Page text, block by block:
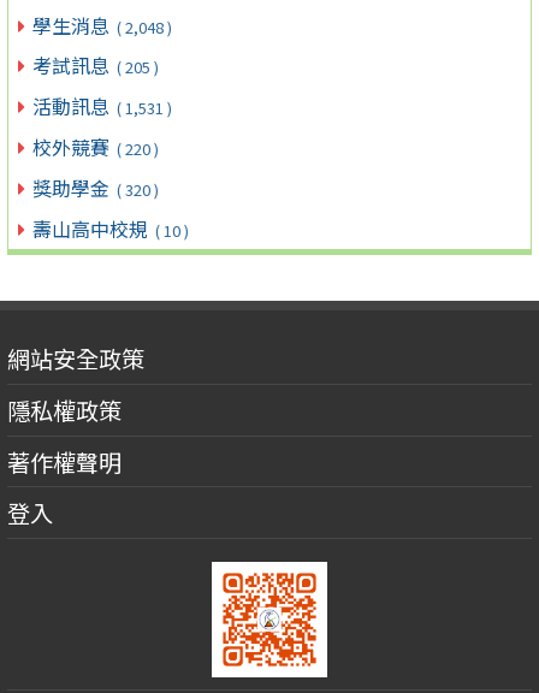
學生消息 ( 2,048 )
考試訊息 ( 205 )
活動訊息 ( 1,531 )
校外競賽 ( 220 )
獎助學金 ( 320 )
壽山高中校規 ( 10 )
網站安全政策
隱私權政策
著作權聲明
登入